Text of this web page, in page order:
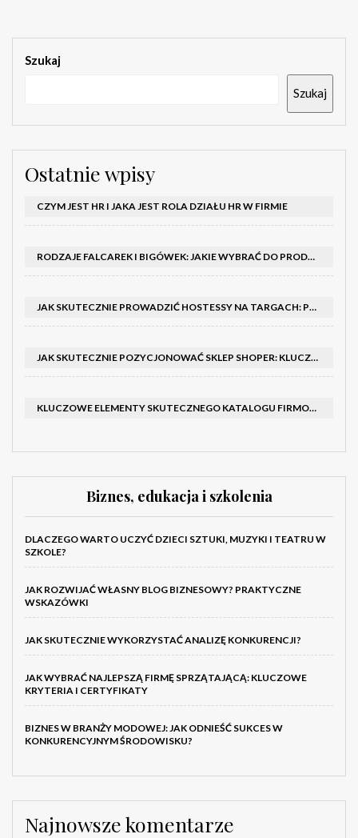
Szukaj
Szukaj
Ostatnie wpisy
CZYM JEST HR I JAKA JEST ROLA DZIAŁU HR W FIRMIE
RODZAJE FALCAREK I BIGÓWEK: JAKIE WYBRAĆ DO PRODUKCJI?
JAK SKUTECZNIE PROWADZIĆ HOSTESSY NA TARGACH: PORADNIK I SZKOLENIA
JAK SKUTECZNIE POZYCJONOWAĆ SKLEP SHOPER: KLUCZOWE KROKI I STRATEGIE
KLUCZOWE ELEMENTY SKUTECZNEGO KATALOGU FIRMOWEGO I BROSZURY
Biznes, edukacja i szkolenia
DLACZEGO WARTO UCZYĆ DZIECI SZTUKI, MUZYKI I TEATRU W
SZKOLE?
JAK ROZWIJAĆ WŁASNY BLOG BIZNESOWY? PRAKTYCZNE
WSKAZÓWKI
JAK SKUTECZNIE WYKORZYSTAĆ ANALIZĘ KONKURENCJI?
JAK WYBRAĆ NAJLEPSZĄ FIRMĘ SPRZĄTAJĄCĄ: KLUCZOWE
KRYTERIA I CERTYFIKATY
BIZNES W BRANŻY MODOWEJ: JAK ODNIEŚĆ SUKCES W
KONKURENCYJNYM ŚRODOWISKU?
Najnowsze komentarze